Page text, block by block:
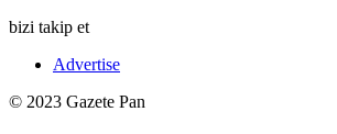
bizi takip et
Advertise
© 2023 Gazete Pan